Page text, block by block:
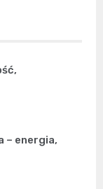
– energia,